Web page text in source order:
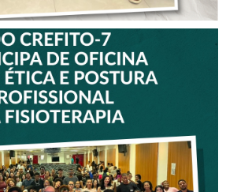
DO
7 PARTICIPA DE
SOBRE ÉTICA E
PROFISSIONAL